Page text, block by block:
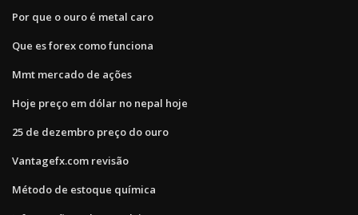
Por que o ouro é metal caro
Que es forex como funciona
Mmt mercado de ações
Hoje preço em dólar no nepal hoje
25 de dezembro preço do ouro
Vantagefx.com revisão
Método de estoque química